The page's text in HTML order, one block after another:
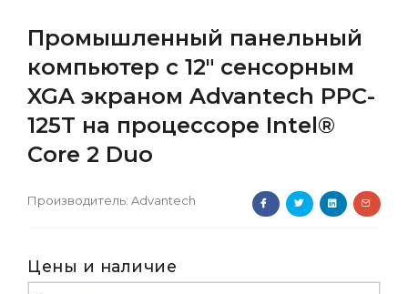
Промышленный панельный
компьютер с 12" сенсорным
XGA экраном Advantech PPC-
125T на процессоре Intel®
Core 2 Duo
Производитель: Advantech
Цены и наличие